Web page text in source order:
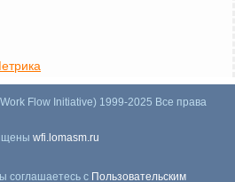
Flow Initiative) 1999-2025 Все права
wfi.lomasm.ru
соглашаетесь с Пользовательским